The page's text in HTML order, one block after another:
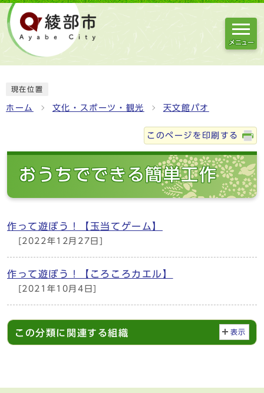
メニュー
現在位置
ホーム 文化・スポーツ・観光 天文館パオ
このページを印刷する
おうちでできる簡単工作
作って遊ぼう！【玉当てゲーム】
[2022年12月27日]
作って遊ぼう！【ころころカエル】
[2021年10月4日]
この分類に関連する組織 表示